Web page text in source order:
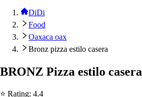
DiDi
Food
Oaxaca oax
Bronz pizza estilo casera
BRONZ Pizza estilo casera
⭐ Rating: 4.4